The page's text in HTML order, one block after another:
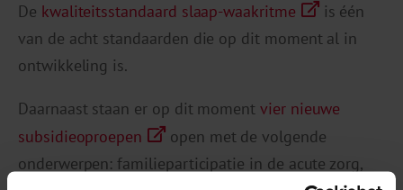
De kwaliteitsstandaard slaap-waakritme
is één
van de acht standaarden die op dit moment al in
ontwikkeling is.
Daarnaast staan er op dit momentvier nieuwe
subsidieoproepen
open met de volgende
onderwerpen: familieparticipatie in de acute zorg,